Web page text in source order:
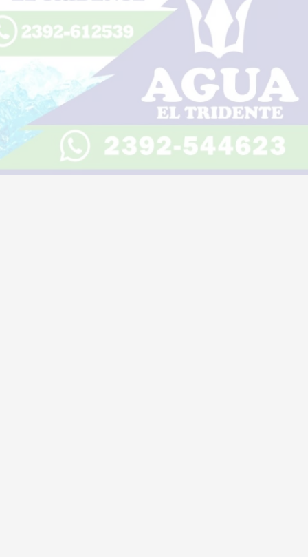
Trenque Lauquen será sede de una
charla abierta sobre salud mental,
adultos mayores y desafíos
actuales
Diario Lider
06 de agosto de 2026
Escuchar artículo